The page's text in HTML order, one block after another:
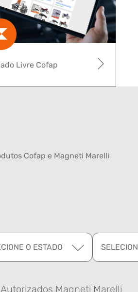
Livre Cofap
Cofap e Magneti Marelli
O ESTADO
Magneti Marelli